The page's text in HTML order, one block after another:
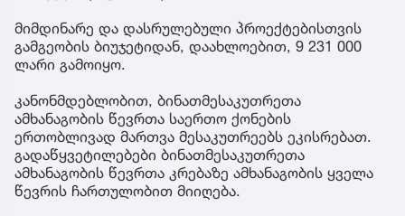
მიმდინარე და დასრულებული პროექტებისთვის
გამგეობის ბიუჯეტიდან, დაახლოებით, 9 231 000
ლარი გამოიყო.
კანონმდებლობით, ბინათმესაკუთრეთა
ამხანაგობის წევრთა საერთო ქონების
ერთობლივად მართვა მესაკუთრეებს ეკისრებათ.
გადაწყვეტილებები ბინათმესაკუთრეთა
ამხანაგობის წევრთა კრებაზე ამხანაგობის ყველა
წევრის ჩართულობით მიიღება.